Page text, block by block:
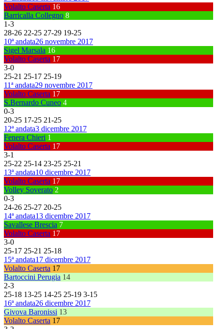
Volalto Caserta 16
Barricalla Collegno 8
1-3
28-26 22-25 27-29 19-25
10ª andata26 novembre 2017
Sigel Marsala 16
Volalto Caserta 17
3-0
25-21 25-17 25-19
11ª andata29 novembre 2017
Volalto Caserta 17
S.Bernardo Cuneo 4
0-3
20-25 17-25 21-25
12ª andata3 dicembre 2017
Fenera Chieri 1
Volalto Caserta 17
3-1
25-22 25-14 23-25 25-21
13ª andata10 dicembre 2017
Volalto Caserta 17
Volley Soverato 2
0-3
24-26 25-27 20-25
14ª andata13 dicembre 2017
Savallese Brescia 7
Volalto Caserta 17
3-0
25-17 25-21 25-18
15ª andata17 dicembre 2017
Volalto Caserta 17
Bartoccini Perugia 14
2-3
25-18 13-25 14-25 25-19 3-15
16ª andata26 dicembre 2017
Givova Baronissi 13
Volalto Caserta 17